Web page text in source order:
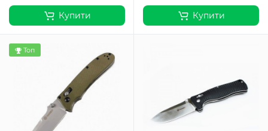
Купити Купити
Топ